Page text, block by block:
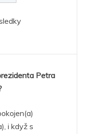
Petra
i když s